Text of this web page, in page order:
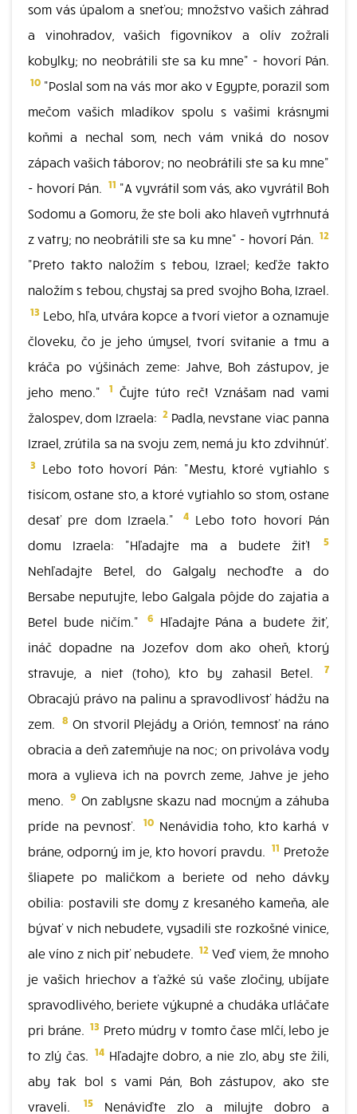
som vás úpalom a sneťou; množstvo vašich záhrad
a vinohradov, vašich figovníkov a olív zožrali
kobylky; no neobrátili ste sa ku mne" - hovorí Pán.
10 "Poslal som na vás mor ako v Egypte, porazil som
mečom vašich mladíkov spolu s vašimi krásnymi
koňmi a nechal som, nech vám vniká do nosov
zápach vašich táborov; no neobrátili ste sa ku mne"
- hovorí Pán. 11 "A vyvrátil som vás, ako vyvrátil Boh
Sodomu a Gomoru, že ste boli ako hlaveň vytrhnutá
z vatry; no neobrátili ste sa ku mne" - hovorí Pán. 12
"Preto takto naložím s tebou, Izrael; keďže takto
naložím s tebou, chystaj sa pred svojho Boha, Izrael.
13 Lebo, hľa, utvára kopce a tvorí vietor a oznamuje
človeku, čo je jeho úmysel, tvorí svitanie a tmu a
kráča po výšinách zeme: Jahve, Boh zástupov, je
jeho meno."
1 Čujte túto reč! Vznášam nad vami
žalospev, dom Izraela: 2Padla, nevstane viac panna
Izrael, zrútila sa na svoju zem, nemá ju kto zdvihnúť.
3 Lebo toto hovorí Pán: "Mestu, ktoré vytiahlo s
tisícom, ostane sto, a ktoré vytiahlo so stom, ostane
desať pre dom Izraela."
4Lebo toto hovorí Pán
domu Izraela: "Hľadajte ma a budete žiť!
5
Nehľadajte Betel, do Galgaly nechoďte a do
Bersabe neputujte, lebo Galgala pôjde do zajatia a
Betel bude ničím."
6 Hľadajte Pána a budete žiť,
ináč dopadne na Jozefov dom ako oheň, ktorý
stravuje, a niet (toho), kto by zahasil Betel.
7
Obracajú právo na palinu a spravodlivosť hádžu na
zem. 8 On stvoril Plejády a Orión, temnosť na ráno
obracia a deň zatemňuje na noc; on privoláva vody
mora a vylieva ich na povrch zeme, Jahve je jeho
meno. 9 On zablysne skazu nad mocným a záhuba
príde na pevnosť.
10Nenávidia toho, kto karhá v
bráne, odporný im je, kto hovorí pravdu. 11 Pretože
šliapete po maličkom a beriete od neho dávky
obilia: postavili ste domy z kresaného kameňa, ale
bývať v nich nebudete, vysadili ste rozkošné vinice,
ale víno z nich piť nebudete. 12 Veď viem, že mnoho
je vašich hriechov a ťažké sú vaše zločiny, ubíjate
spravodlivého, beriete výkupné a chudáka utláčate
pri bráne. 13 Preto múdry v tomto čase mlčí, lebo je
to zlý čas. 14 Hľadajte dobro, a nie zlo, aby ste žili,
aby tak bol s vami Pán, Boh zástupov, ako ste
vraveli.
15 Nenáviďte zlo a milujte dobro a